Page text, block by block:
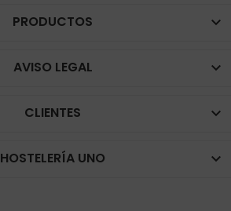
PRODUCTOS 
AVISO LEGAL 
CLIENTES 
HOSTELERÍA UNO 